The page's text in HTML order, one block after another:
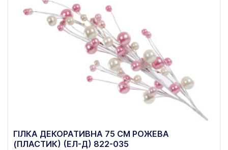
ГІЛКА ДЕКОРАТИВНА 75 СМ РОЖЕВА
(ПЛАСТИК) (ЕЛ-Д) 822-035